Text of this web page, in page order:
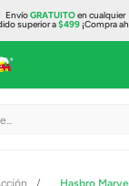
EnvíoGRATUITOen cualquier
superior a$499¡Compra